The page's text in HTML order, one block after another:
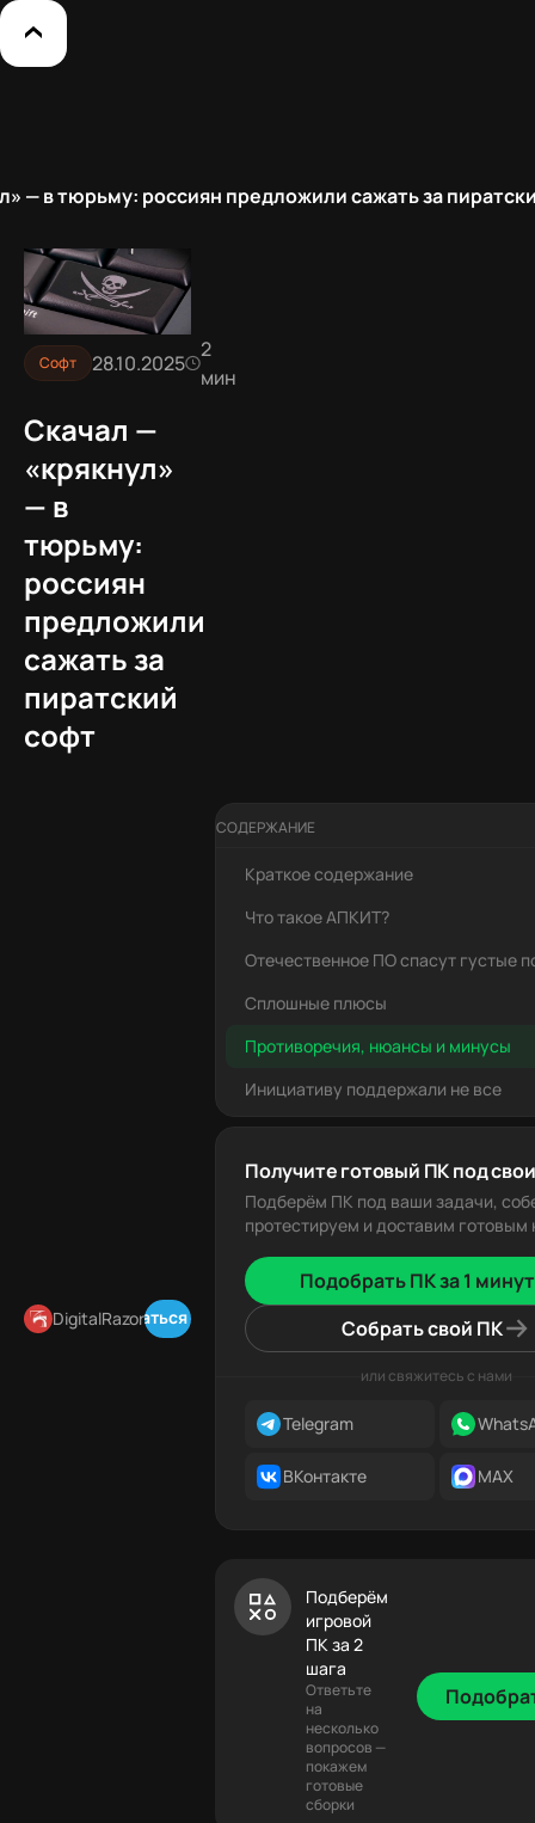
— в тюрьму: россиян предложили сажать за
Софт 28.10.2025
2
мин
Скачал —
«крякнул»
— в
тюрьму:
россиян
предложили
сажать за
пиратский
софт
DigitalRazor
Подписаться в Telegram
СОДЕРЖАНИЕ
Краткое содержание
Что такое АПКИТ?
Отечественное ПО спасут густые
Сплошные плюсы
Противоречия, нюансы и минусы
Инициативу поддержали не все
Получите готовый ПК под
Подберём ПК под ваши задачи,
протестируем и доставим готовым
Подобрать ПК за 1
Собрать свой ПК
или свяжитесь с нами
Telegram
ВКонтакте MAX
Подберём
игровой
ПК за 2
шага
Ответьте
на
несколько
вопросов —
покажем
готовые
сборки